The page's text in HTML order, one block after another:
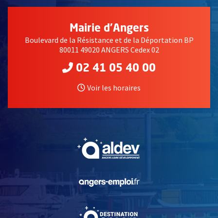
Mairie d'Angers
Boulevard de la Résistance et de la Déportation BP
80011 49020 ANGERS Cedex 02
02 41 05 40 00
Voir les horaires
, Ouvre une nouvelle